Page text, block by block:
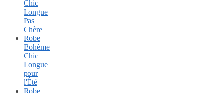
Chic
Longue
Pas
Chère
Robe
Bohème
Chic
Longue
pour
l'Été
Robe